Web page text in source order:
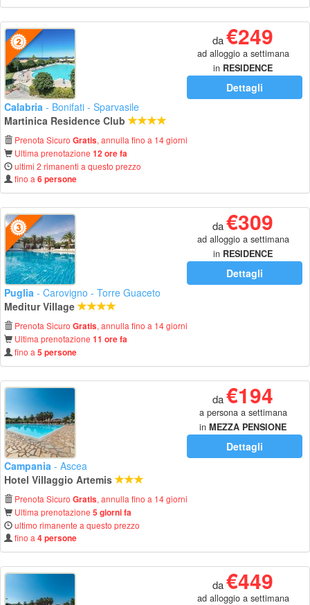
da€249
ad alloggio a settimana
in RESIDENCE
Dettagli
Calabria - Bonifati - Sparvasile
Martinica Residence Club
Prenota Sicuro Gratis, annulla fino a 14 giorni
Ultima prenotazione 12 ore fa
ultimi 2 rimanenti a questo prezzo
fino a 6 persone
da€309
ad alloggio a settimana
in RESIDENCE
Dettagli
Puglia - Carovigno - Torre Guaceto
Meditur Village
Prenota Sicuro Gratis, annulla fino a 14 giorni
Ultima prenotazione 11 ore fa
fino a 5 persone
da€194
a persona a settimana
in MEZZA PENSIONE
Dettagli
Campania - Ascea
Hotel Villaggio Artemis
Prenota Sicuro Gratis, annulla fino a 14 giorni
Ultima prenotazione 5 giorni fa
ultimo rimanente a questo prezzo
fino a 4 persone
da€449
ad alloggio a settimana